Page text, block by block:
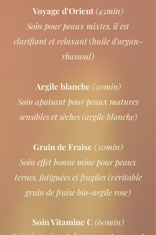
Voyage d'Orient(45min)
Soin pour peaux mixtes, il est
clarifiant et relaxant (huile d'argan-
rhassoul)
Argile blanche (50min)
Soin apaisant pour peaux matures
sensibles et sèches (argile blanche)
Grain de Fraise (50min)
Soin effet bonne mine pour peaux
ternes, fatiguées et fragiles (véritable
grain de fraise bio-argile rose)
Soin Vitamine C (60min)